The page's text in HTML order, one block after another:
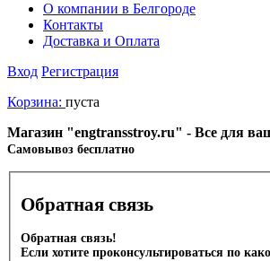
О компании в Белгороде
Контакты
Доставка и Оплата
Вход Регистрация
Корзина: пуста
Магазин "engtransstroy.ru" - Все для
Cамовывоз бесплатно
Обратная связь
Обратная связь!
Если хотите проконсультироваться по